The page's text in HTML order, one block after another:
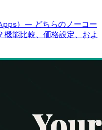
）— どちらのノーコー
機能比較、価格設定、およ